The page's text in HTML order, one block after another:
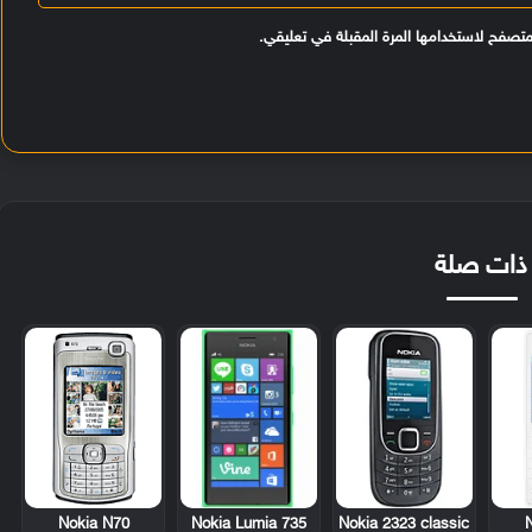
لاستخدامها المرة المقبلة في تعليقي.
ذات صلة
Nokia 2323 classic
Nokia Lumia 735
Nokia N70